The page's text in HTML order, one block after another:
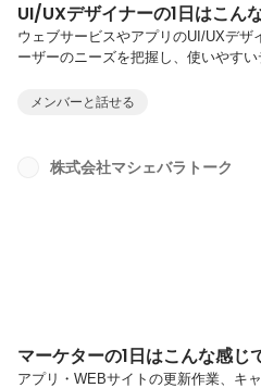
UI/UXデザイナーの1日はこん
ウェブサービスやアプリのUI/UXデ
ーザーのニーズを把握し、使いやす
把握し、定期的な改善を行います。
メンバーと話せる
株式会社マシェバラトーク
マーケターの1日はこんな感じ
アプリ・WEBサイトの更新作業、キ